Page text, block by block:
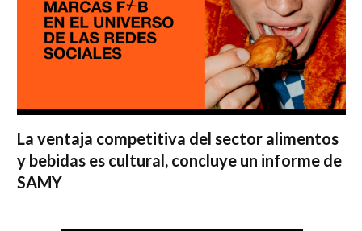
La ventaja competitiva del sector alimentos
y bebidas es cultural, concluye un informe de
SAMY